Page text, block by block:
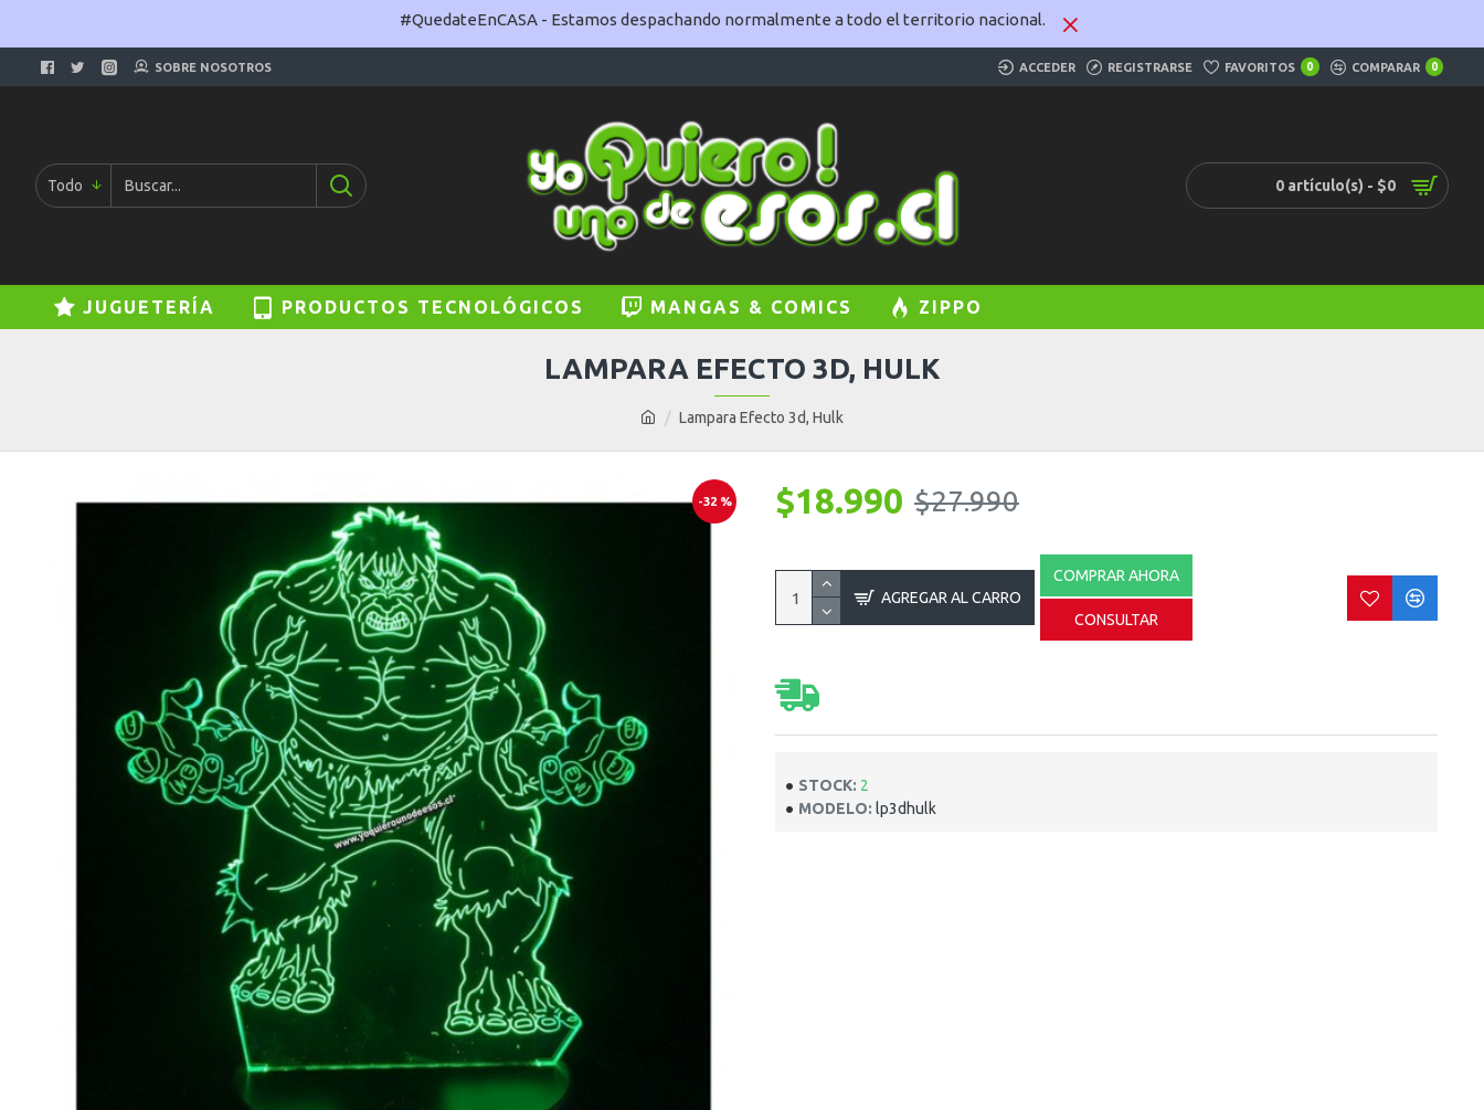
#QuedateEnCASA - Estamos despachando normalmente a todo el territorio nacional.
SOBRE NOSOTROS ACCEDER REGISTRARSE FAVORITOS 0 COMPARAR 0
Todo 0 artículo(s) - $0
JUGUETERÍA PRODUCTOS TECNOLÓGICOS MANGAS & COMICS ZIPPO
Lampara Efecto 3d, Hulk
LAMPARA EFECTO 3D, HULK
-32 %
STOCK: 2
MODELO: lp3dhulk
$18.990 $27.990
AGREGAR AL CARRO
COMPRAR AHORA
CONSULTAR